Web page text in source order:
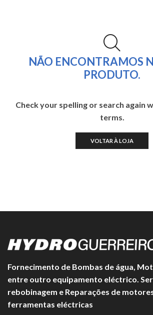
NÃO ENCONTRAMOS
PRODUTO.
Check your spelling or search again
terms.
VOLTAR À LOJA
Fornecimento de Bombas de água,
entre outro equipamento eléctrico.
rebobinagem e Reparações de
ferramentas eléctricas